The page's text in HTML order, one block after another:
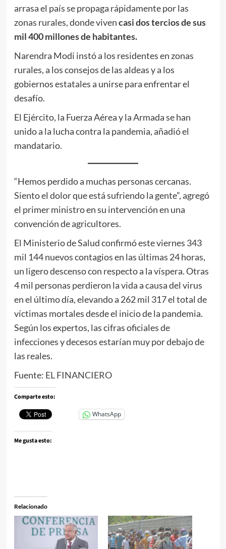
arrasa el país se propaga rápidamente por las
zonas rurales, donde vivencasi dos tercios de sus
mil 400 millones de habitantes.
Narendra Modi instó a los residentes en zonas
rurales, a los consejos de las aldeas y a los
gobiernos estatales a unirse para enfrentar el
desafío.
El Ejército, la Fuerza Aérea y la Armada se han
unido a la lucha contra la pandemia, añadió el
mandatario.
“Hemos perdido a muchas personas cercanas.
Siento el dolor que está sufriendo la gente”, agregó
el primer ministro en su intervención en una
convención de agricultores.
El Ministerio de Salud confirmó este viernes 343
mil 144 nuevos contagios en las últimas 24 horas,
un ligero descenso con respecto a la víspera. Otras
4 mil personas perdieron la vida a causa del virus
en el último día, elevando a 262 mil 317 el total de
víctimas mortales desde el inicio de la pandemia.
Según los expertos, las cifras oficiales de
infecciones y decesos estarían muy por debajo de
las reales.
Fuente: EL FINANCIERO
Comparte esto:
WhatsApp
Me gusta esto:
Relacionado